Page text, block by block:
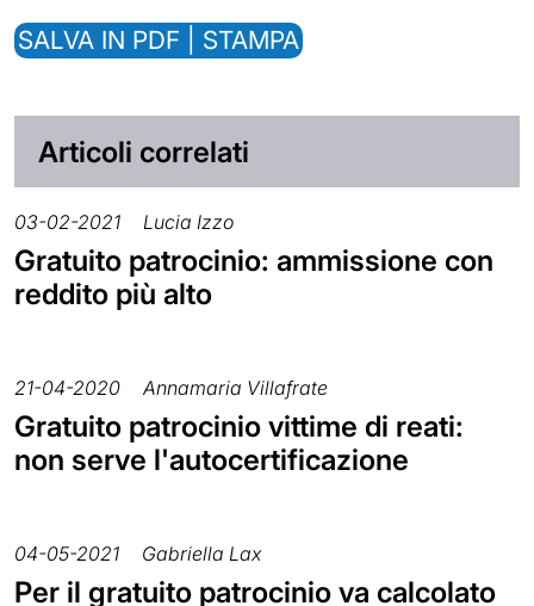
SALVA IN PDF | STAMPA
Articoli correlati
03-02-2021 Lucia Izzo
Gratuito patrocinio: ammissione con
reddito più alto
21-04-2020 Annamaria Villafrate
Gratuito patrocinio vittime di reati:
non serve l'autocertificazione
04-05-2021 Gabriella Lax
Per il gratuito patrocinio va calcolato